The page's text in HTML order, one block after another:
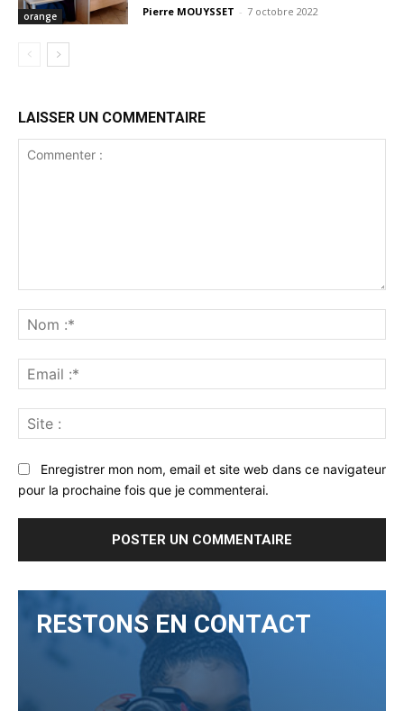
orange Pierre MOUYSSET - 7 octobre 2022
LAISSER UN COMMENTAIRE
:*
:*
:
Enregistrer mon nom, email et site web dans ce navigateur
pour la prochaine fois que je commenterai.
RESTONS EN CONTACT